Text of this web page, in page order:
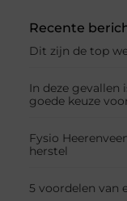
Recente
Dit zijn de top
In deze gevallen
goede keuze
Fysio
herstel
5 voordelen van